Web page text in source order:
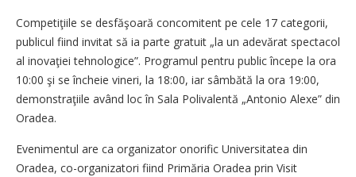
Competiţiile se desfăşoară concomitent pe cele 17 categorii,
publicul fiind invitat să ia parte gratuit „la un adevărat spectacol
al inovaţiei tehnologice”. Programul pentru public începe la ora
10:00 şi se încheie vineri, la 18:00, iar sâmbătă la ora 19:00,
demonstraţiile având loc în Sala Polivalentă „Antonio Alexe” din
Oradea.
Evenimentul are ca organizator onorific Universitatea din
Oradea, co-organizatori fiind Primăria Oradea prin Visit